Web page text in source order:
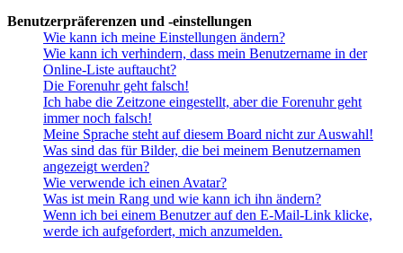
Benutzerpräferenzen und -einstellungen
Wie kann ich meine Einstellungen ändern?
Wie kann ich verhindern, dass mein Benutzername in der
Online-Liste auftaucht?
Die Forenuhr geht falsch!
Ich habe die Zeitzone eingestellt, aber die Forenuhr geht
immer noch falsch!
Meine Sprache steht auf diesem Board nicht zur Auswahl!
Was sind das für Bilder, die bei meinem Benutzernamen
angezeigt werden?
Wie verwende ich einen Avatar?
Was ist mein Rang und wie kann ich ihn ändern?
Wenn ich bei einem Benutzer auf den E-Mail-Link klicke,
werde ich aufgefordert, mich anzumelden.